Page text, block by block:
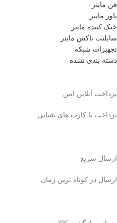
فن ماینر
پاور ماینر
خنک کننده ماینر
سایلنت باکس ماینر
تجهیزات شبکه
دسته بندی نشده
پرداخت آنلاین امن
پرداخت با کارت های شتابی
ارسال سریع
ارسال در کوتاه ترین زمان